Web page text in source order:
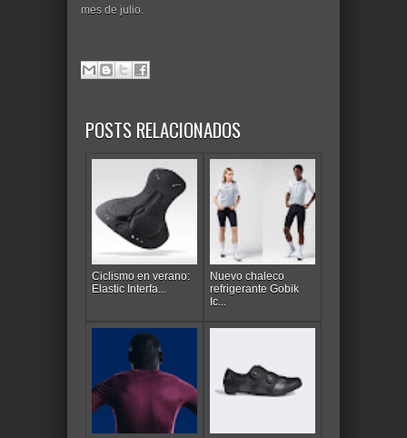
mes de julio.
POSTS RELACIONADOS
Ciclismo en verano:
Elastic Interfa...
Nuevo chaleco
refrigerante Gobik
Ic...